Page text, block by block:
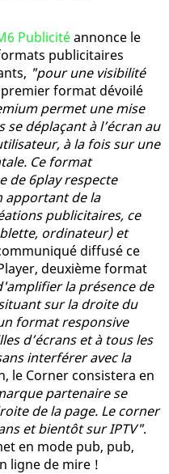
Publicitéannonce le
publicitaires
"pour une visibilité
premier format dévoilé
permet une mise
déplaçant à l’écran au
à la fois sur une
Ce format
de 6play respecte
apportant de la
publicitaires, ce
ordinateur) et
diffusé ce
deuxième format
la présence de
sur la droite du
format responsive
d’écrans et à tous les
interférer avec la
le Corner consistera en
partenaire se
de la page. Le corner
et bientôt sur IPTV".
en mode pub, pub,
ligne de mire !